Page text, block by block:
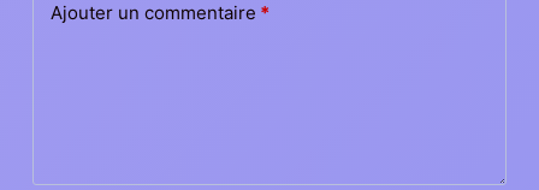
Ajouter un commentaire *